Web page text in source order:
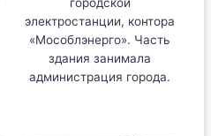
электростанции, контора
«Мособлэнерго». Часть
здания занимала
администрация города.